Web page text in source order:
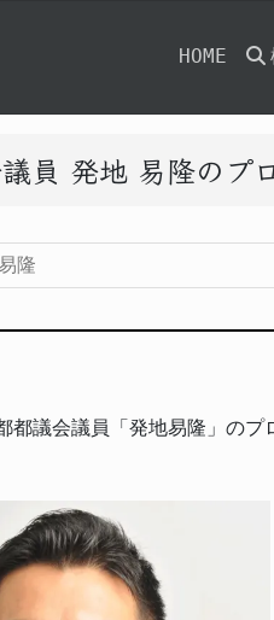
HOME
員 発地 易隆のプ
隆
都議会議員「発地易隆」のプ